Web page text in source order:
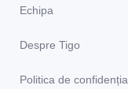
Echipa
Despre Tigo
Politica de